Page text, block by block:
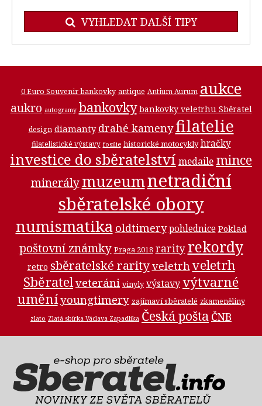
VYHLEDAT DALŠÍ TIPY
0 Euro Souvenir bankovky antique Antium Aurum aukce
aukro autogramy bankovky bankovky veletrhu Sběratel
design diamanty drahé kamenyfilatelie
filatelistické výstavy fosilie historické motocykly hračky
investice do sběratelství medaile mince
minerálymuzeumnetradiční
sběratelské obory
numismatika oldtimery pohlednice Poklad
poštovní známky Praga 2018 rarity rekordy
retro sběratelské rarityveletrhveletrh
Sběratelveteráni vinyly výstavyvýtvarné
uměníyoungtimery zajímaví sběratelé zkameněliny
zlato Zlatá sbírka Václava Zapadlíka Česká pošta ČNB